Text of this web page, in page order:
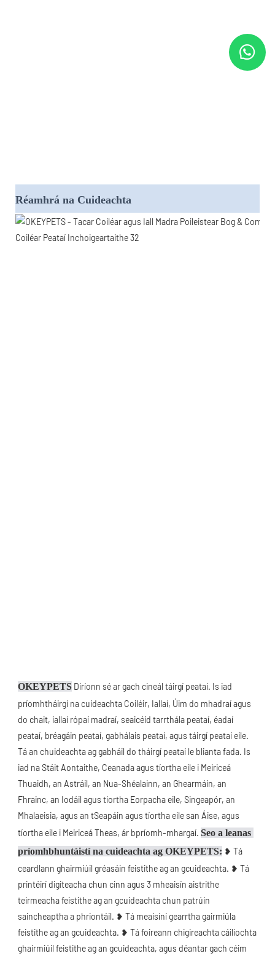
Réamhrá na Cuideachta
OKEYPETS Díríonn sé ar gach cineál táirgí peataí. Is iad
príomhtháirgí na cuideachta Coiléir, Iallaí, Úim do mhadraí agus
do chait, iallaí rópaí madraí, seaicéid tarrthála peataí, éadaí
peataí, bréagáin peataí, gabhálais peataí, agus táirgí peataí eile.
Tá an chuideachta ag gabháil do tháirgí peataí le blianta fada. Is
iad na Stáit Aontaithe, Ceanada agus tíortha eile i Meiriceá
Thuaidh, an Astráil, an Nua-Shéalainn, an Ghearmáin, an
Fhrainc, an Iodáil agus tíortha Eorpacha eile, Singeapór, an
Mhalaeisia, agus an tSeapáin agus tíortha eile san Áise, agus
tíortha eile i Meiriceá Theas, ár bpríomh-mhargaí. Seo a leanas
príomhbhuntáistí na cuideachta ag OKEYPETS: ❥ Tá
ceardlann ghairmiúil gréasáin feistithe ag an gcuideachta. ❥ Tá
printéirí digiteacha chun cinn agus 3 mheaisín aistrithe
teirmeacha feistithe ag an gcuideachta chun patrúin
saincheaptha a phriontáil. ❥ Tá meaisíní gearrtha gairmiúla
feistithe ag an gcuideachta. ❥ Tá foireann chigireachta cáilíochta
ghairmiúil feistithe ag an gcuideachta, agus déantar gach céim